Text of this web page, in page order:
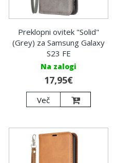
Preklopni ovitek "Solid"
(Grey) za Samsung Galaxy
S23 FE
Na zalogi
17,95€
Več